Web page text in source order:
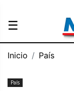
☰
Inicio País
País